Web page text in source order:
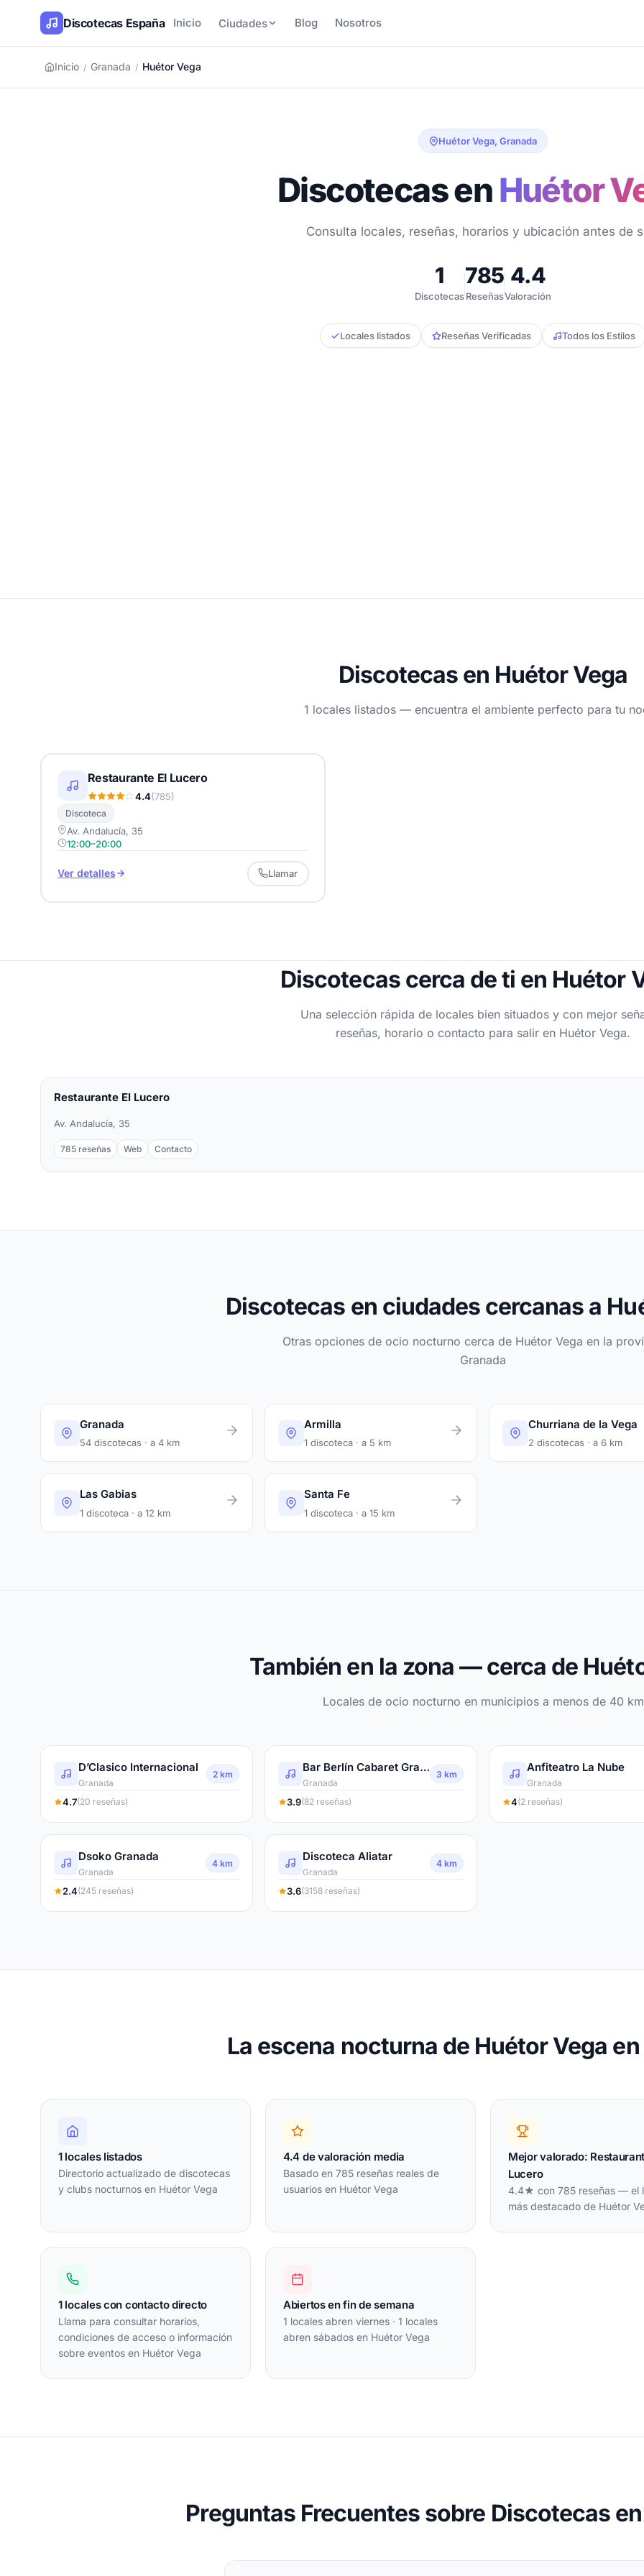
Discotecas España Inicio Ciudades Blog Nosotros
Inicio / Granada / Huétor Vega
Huétor Vega, Granada
Discotecas enHuétor
Consulta locales, reseñas, horarios y ubicación antes de
1
Discotecas
785
Reseñas
4.4
Valoración
Locales listados Reseñas Verificadas Todos los Estilos
Discotecas en Huétor Vega
1 locales listados — encuentra el ambiente perfecto para tu
Restaurante El Lucero
4.4(785)
Discoteca
Av. Andalucía, 35
12:00–20:00
Ver detalles Llamar
Discotecas cerca de ti en Huétor
Una selección rápida de locales bien situados y con mejor
reseñas, horario o contacto para salir en Huétor Vega.
Restaurante El Lucero
Av. Andalucía, 35
785 reseñas Web Contacto
Discotecas en ciudades cercanas a
Otras opciones de ocio nocturno cerca de Huétor Vega en la
Granada
Granada
54 discotecas · a 4 km
Armilla
1 discoteca · a 5 km
Churriana de la Vega
2 discotecas · a 6 km
Las Gabias
1 discoteca · a 12 km
Santa Fe
1 discoteca · a 15 km
También en la zona — cerca de
Locales de ocio nocturno en municipios a menos de 40 km
D’Clasico Internacional
Granada
2 km
4.7(20 reseñas)
Bar Berlín Cabaret Granada
Granada
3 km
3.9(82 reseñas)
Anfiteatro La Nube
Granada
4(2 reseñas)
Dsoko Granada
Granada
4 km
2.4(245 reseñas)
Discoteca Aliatar
Granada
4 km
3.6(3158 reseñas)
La escena nocturna de Huétor Vega
1 locales listados
Directorio actualizado de discotecas
y clubs nocturnos en Huétor Vega
4.4 de valoración media
Basado en 785 reseñas reales de
usuarios en Huétor Vega
Mejor valorado:
Lucero
4.4★ con 785 reseñas — el
más destacado de Huétor
1 locales con contacto directo
Llama para consultar horarios,
condiciones de acceso o información
sobre eventos en Huétor Vega
Abiertos en fin de semana
1 locales abren viernes · 1 locales
abren sábados en Huétor Vega
Preguntas Frecuentes sobre Discotecas